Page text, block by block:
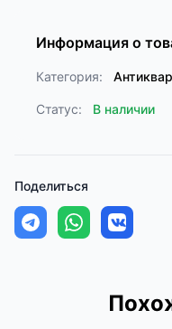
Информация о
Категория:
Статус: В наличии
Поделиться